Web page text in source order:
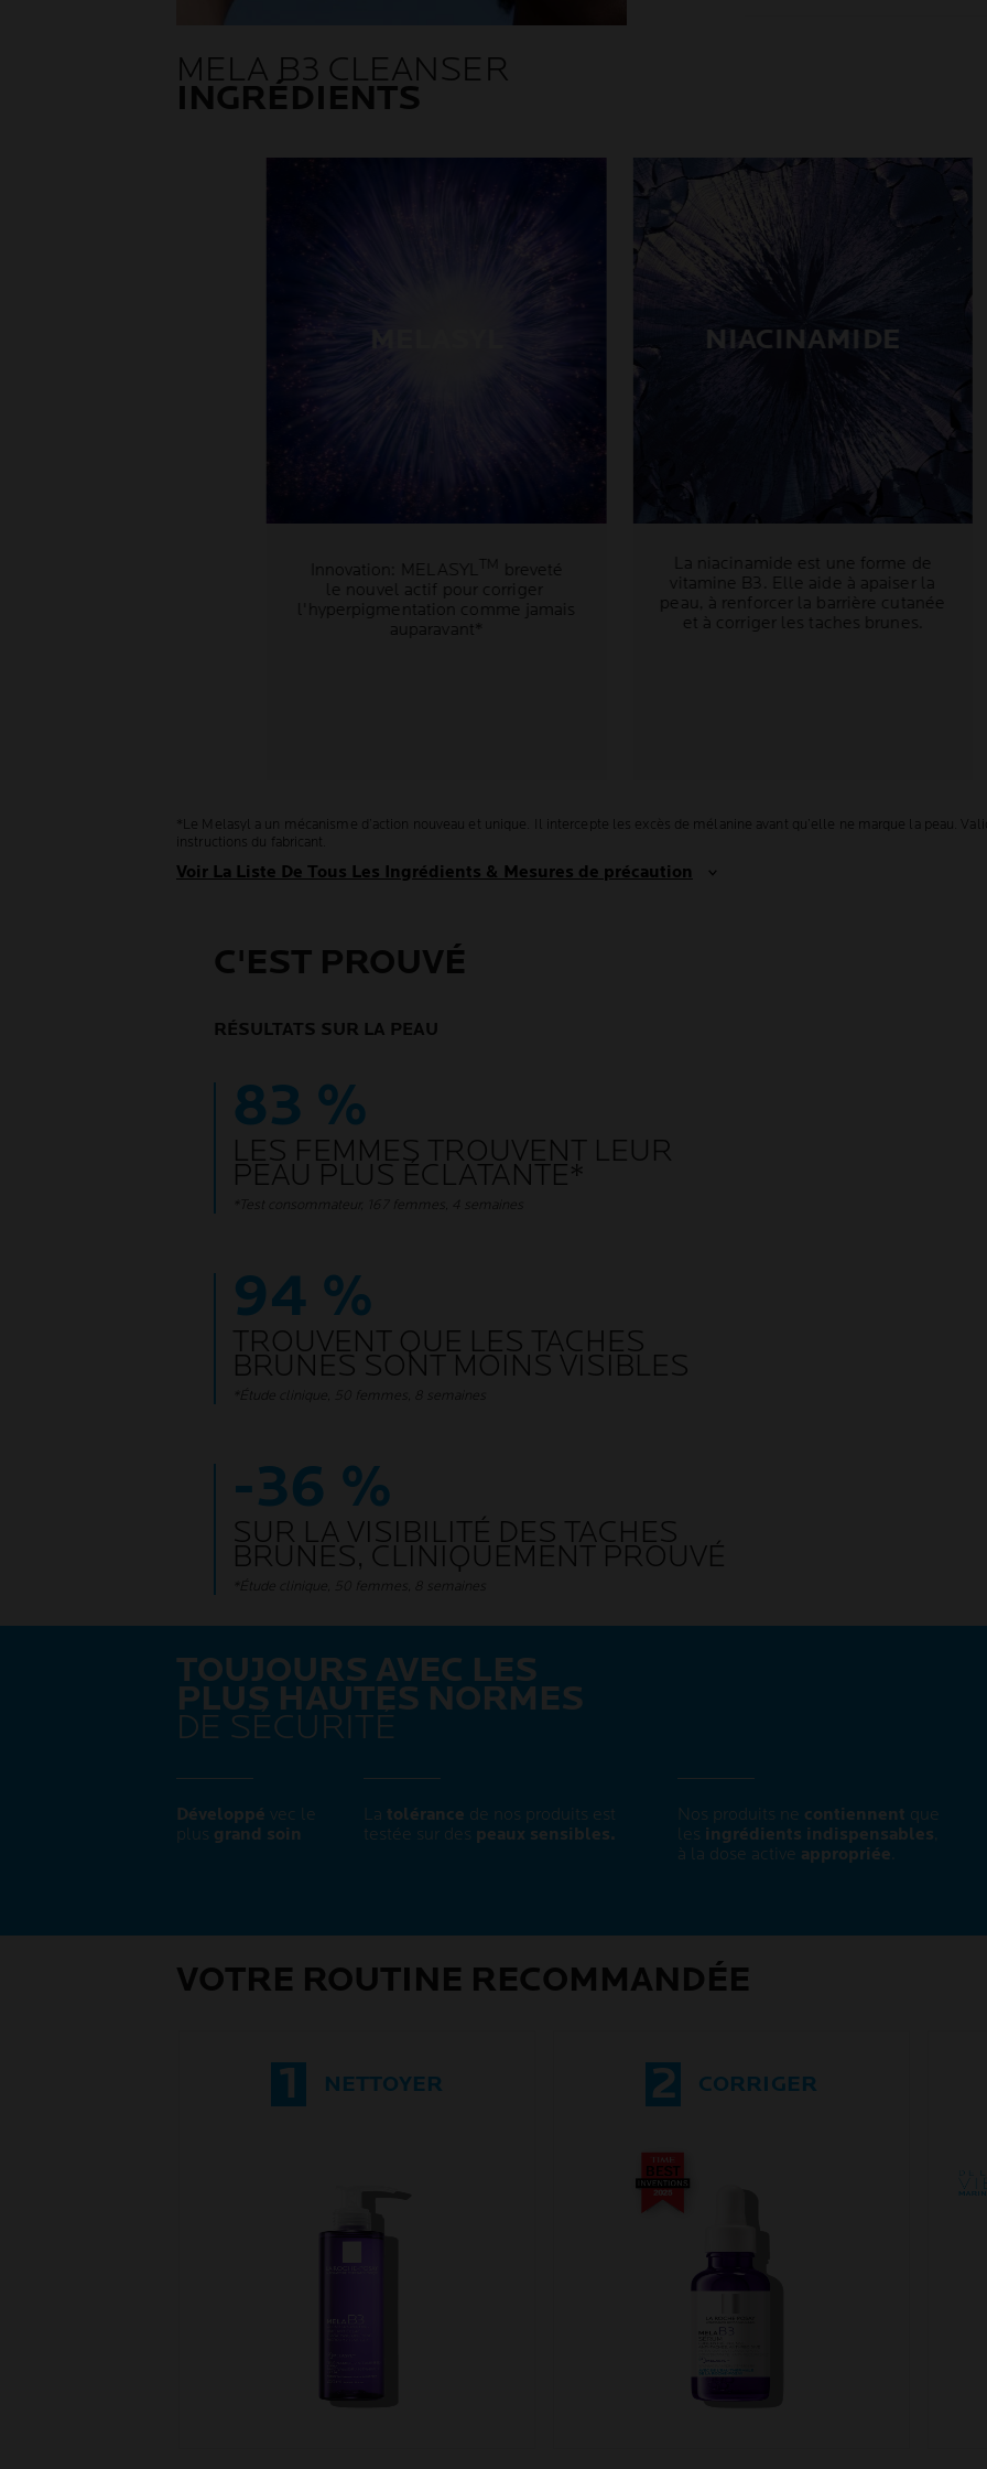
MELA B3 CLEANSER
INGRÉDIENTS
Innovation: MELASYL TM
breveté
le nouvel actif pour corriger
l'hyperpigmentation comme jamais
auparavant*
NIACINAMIDE
La niacinamide est une forme de
vitamine B3. Elle aide à apaiser la
peau, à renforcer la barrière cutanée
et à corriger les taches brunes.
*Le Melasyl a un mécanisme d’action nouveau et unique. Il intercepte les excès de mélanine avant qu’elle ne marque la peau.
instructions du fabricant.
Voir La Liste De Tous Les Ingrédients & Mesures de précaution
C'EST PROUVÉ
RÉSULTATS SUR LA PEAU
83 %
LES FEMMES TROUVENT LEUR
PEAU PLUS ÉCLATANTE*
*Test consommateur, 167 femmes, 4 semaines
94 %
TROUVENT QUE LES TACHES
BRUNES SONT MOINS VISIBLES
*Étude clinique, 50 femmes, 8 semaines
-36 %
SUR LA VISIBILITÉ DES TACHES
BRUNES, CLINIQUEMENT PROUVÉ
*Étude clinique, 50 femmes, 8 semaines
TOUJOURS AVEC LES
PLUS HAUTES NORMES
DE SÉCURITÉ ​
Développé vec le
plus grand soin​
La tolérance de nos produits est
testée sur des peaux sensibles.
Nos produits ne contiennent que
les ingrédients indispensables,
à la dose active appropriée
VOTRE ROUTINE RECOMMANDÉE
1 NETTOYER 2 CORRIGER